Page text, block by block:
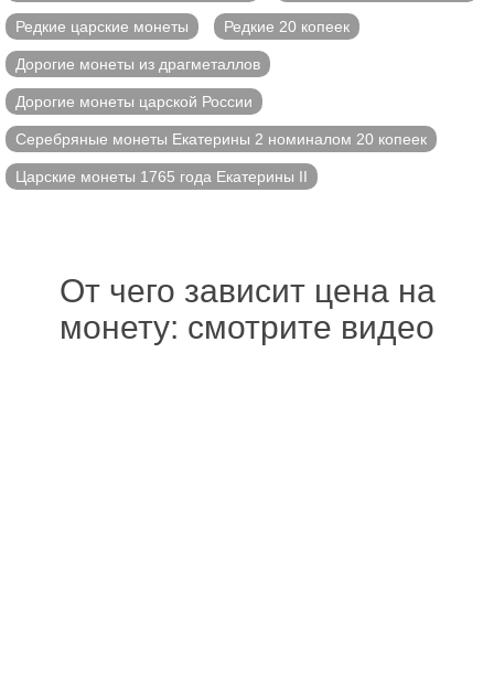
Редкие царские монеты Редкие 20 копеек
Дорогие монеты из драгметаллов
Дорогие монеты царской России
Серебряные монеты Екатерины 2 номиналом 20 копеек
Царские монеты 1765 года Екатерины II
От чего зависит цена на
монету: смотрите видео